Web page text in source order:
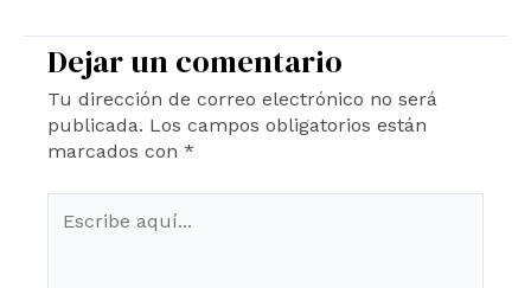
Dejar un comentario
Tu dirección de correo electrónico no será
publicada. Los campos obligatorios están
marcados con *
aquí...